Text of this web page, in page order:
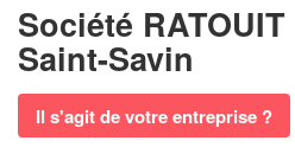
Société
Saint-Savin
Il s'agit de votre entreprise ?